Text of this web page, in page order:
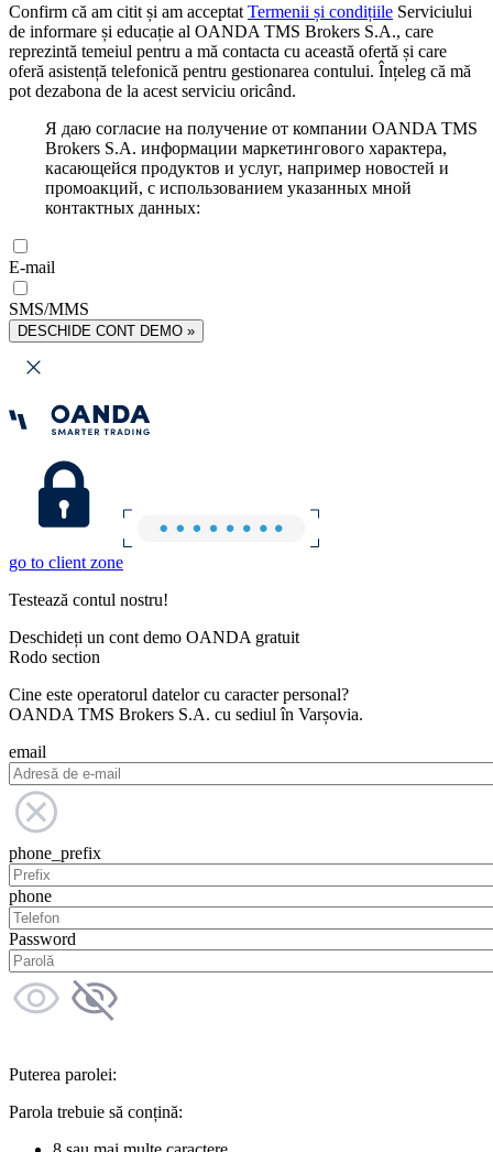
Confirm că am citit și am acceptat Termenii și condițiile Serviciului
de informare și educație al OANDA TMS Brokers S.A., care
reprezintă temeiul pentru a mă contacta cu această ofertă și care
oferă asistență telefonică pentru gestionarea contului. Înțeleg că mă
pot dezabona de la acest serviciu oricând.
Я даю согласие на получение от компании OANDA TMS
Brokers S.A. информации маркетингового характера,
касающейся продуктов и услуг, например новостей и
промоакций, с использованием указанных мной
контактных данных:
E-mail
SMS/MMS
DESCHIDE CONT DEMO »
go to client zone
Testează contul nostru!
Deschideți un cont demo OANDA gratuit
Rodo section
Cine este operatorul datelor cu caracter personal?
OANDA TMS Brokers S.A. cu sediul în Varșovia.
email
phone_prefix
phone
Password
Puterea parolei:
Parola trebuie să conțină: